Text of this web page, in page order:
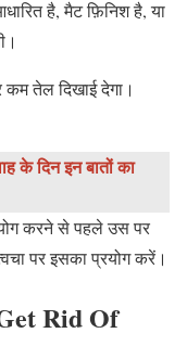
है, मैट फ़िनिश है, या
तेल दिखाई देगा।
के दिन इन बातों का
करने से पहले उस पर
पर इसका प्रयोग करें।
Rid Of